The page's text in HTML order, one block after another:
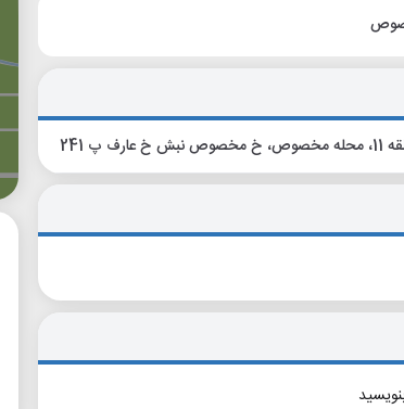
پ 241